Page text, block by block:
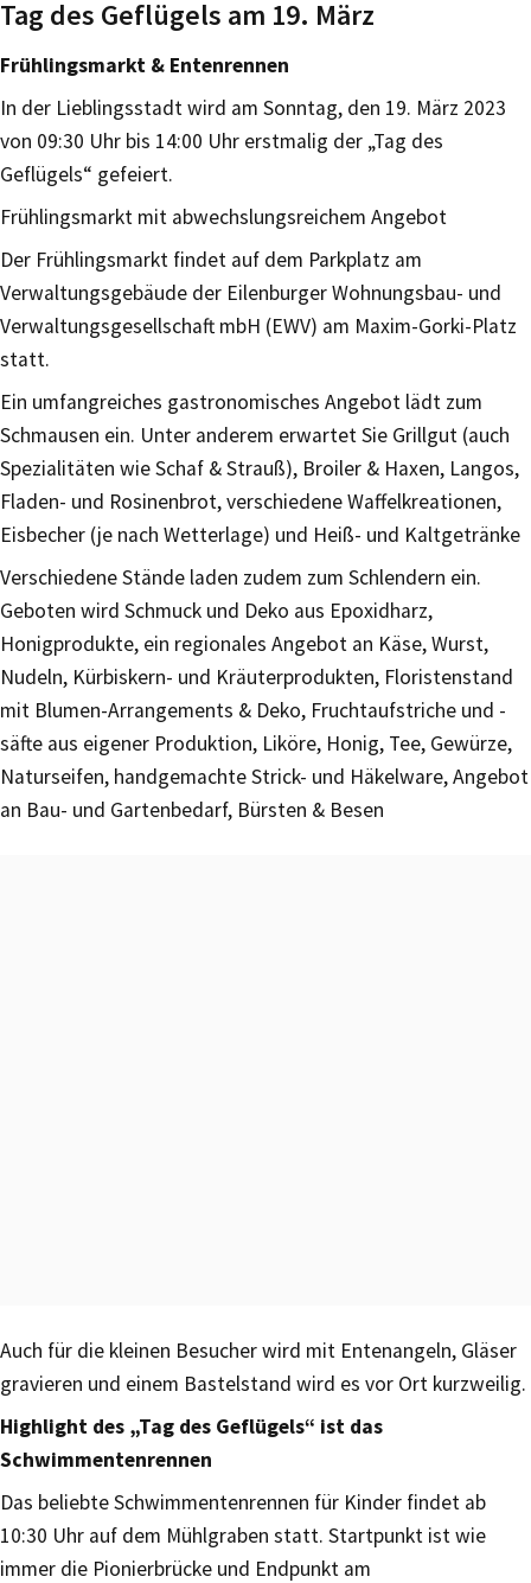
Tag des Geflügels am 19. März
Frühlingsmarkt & Entenrennen
In der Lieblingsstadt wird am Sonntag, den 19. März 2023
von 09:30 Uhr bis 14:00 Uhr erstmalig der „Tag des
Geflügels“ gefeiert.
Frühlingsmarkt mit abwechslungsreichem Angebot
Der Frühlingsmarkt findet auf dem Parkplatz am
Verwaltungsgebäude der Eilenburger Wohnungsbau- und
Verwaltungsgesellschaft mbH (EWV) am Maxim-Gorki-Platz
statt.
Ein umfangreiches gastronomisches Angebot lädt zum
Schmausen ein. Unter anderem erwartet Sie Grillgut (auch
Spezialitäten wie Schaf & Strauß), Broiler & Haxen, Langos,
Fladen- und Rosinenbrot, verschiedene Waffelkreationen,
Eisbecher (je nach Wetterlage) und Heiß- und Kaltgetränke
Verschiedene Stände laden zudem zum Schlendern ein.
Geboten wird Schmuck und Deko aus Epoxidharz,
Honigprodukte, ein regionales Angebot an Käse, Wurst,
Nudeln, Kürbiskern- und Kräuterprodukten, Floristenstand
mit Blumen-Arrangements & Deko, Fruchtaufstriche und -
säfte aus eigener Produktion, Liköre, Honig, Tee, Gewürze,
Naturseifen, handgemachte Strick- und Häkelware, Angebot
an Bau- und Gartenbedarf, Bürsten & Besen
Auch für die kleinen Besucher wird mit Entenangeln, Gläser
gravieren und einem Bastelstand wird es vor Ort kurzweilig.
Highlight des „Tag des Geflügels“ ist das
Schwimmentenrennen
Das beliebte Schwimmentenrennen für Kinder findet ab
10:30 Uhr auf dem Mühlgraben statt. Startpunkt ist wie
immer die Pionierbrücke und Endpunkt am